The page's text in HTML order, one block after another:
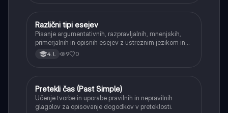
Angleščina
Različni tipi esejev
Pisanje argumentativnih, razpravljalnih, mnenjskih,
primerjalnih in opisnih esejev z ustreznim jezikom in
strukturo.
4. l. 9 0
Angleščina
Pretekli čas (Past Simple)
Učenje tvorbe in uporabe pravilnih in nepravilnih
glagolov za opisovanje dogodkov v preteklosti.